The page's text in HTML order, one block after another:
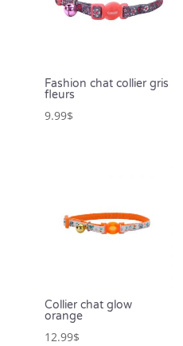
Fashion chat collier gris
fleurs
9.99$
Collier chat glow
orange
12.99$